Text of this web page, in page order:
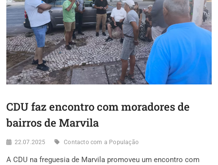
CDU faz encontro com moradores de
bairros de Marvila
22.07.2025 Contacto com a População
A CDU na freguesia de Marvila promoveu um encontro com